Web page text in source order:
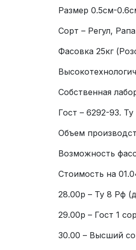
Размер 0.5см-
Сорт – Регул,
Фасовка 25кг
Собственная
Гост – 6292-93. Ту
Объем
Возможность
Стоимость на
28.00р – Ту 8 Рф
29.00р – Гост 1
30.00 – Высший